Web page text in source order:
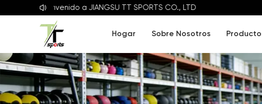
Bienvenido aJIANGSU TT SPORTS CO., LTD
Hogar Sobre Nosotros